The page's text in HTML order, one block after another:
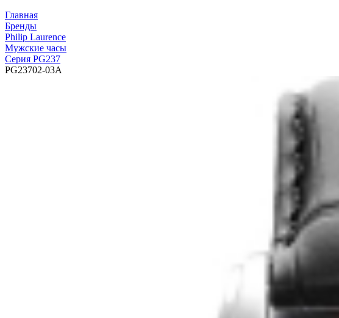
Главная
Бренды
Philip Laurence
Мужские часы
Серия PG237
PG23702-03A